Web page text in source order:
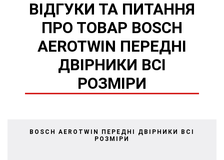
ВІДГУКИ ТА ПИТАННЯ
ПРО ТОВАР BOSCH
AEROTWIN ПЕРЕДНІ
ДВІРНИКИ ВСІ
РОЗМІРИ
BOSCH AEROTWIN ПЕРЕДНІ ДВІРНИКИ ВСІ
РОЗМІРИ